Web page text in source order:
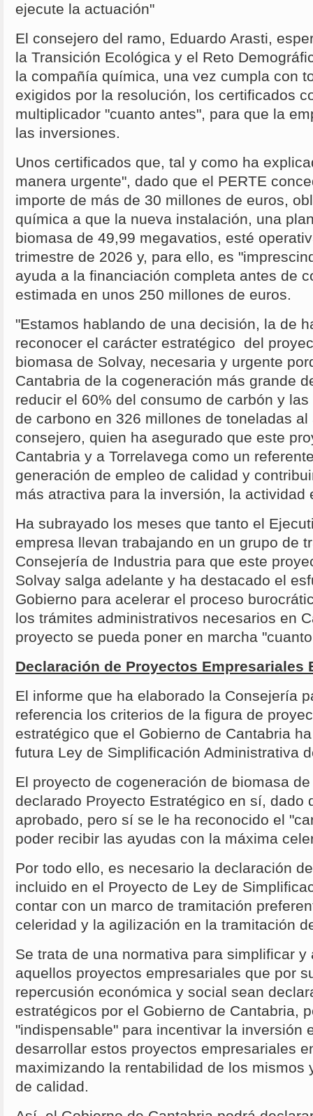
ejecute la actuación"
El consejero del ramo, Eduardo Arasti,
la Transición Ecológica y el Reto
la compañía química, una vez cumpla con
exigidos por la resolución, los certificados
multiplicador "cuanto antes", para que la
las inversiones.
Unos certificados que, tal y como ha
manera urgente", dado que el PERTE
importe de más de 30 millones de euros,
química a que la nueva instalación, una
biomasa de 49,99 megavatios, esté
trimestre de 2026 y, para ello, es
ayuda a la financiación completa antes de
estimada en unos 250 millones de euros.
"Estamos hablando de una decisión, la de
reconocer el carácter estratégico del
biomasa de Solvay, necesaria y urgente
Cantabria de la cogeneración más grande
reducir el 60% del consumo de carbón y
de carbono en 326 millones de toneladas
consejero, quien ha asegurado que este
Cantabria y a Torrelavega como un
generación de empleo de calidad y
más atractiva para la inversión, la actividad
Ha subrayado los meses que tanto el
empresa llevan trabajando en un grupo de
Consejería de Industria para que este
Solvay salga adelante y ha destacado el
Gobierno para acelerar el proceso
los trámites administrativos necesarios en
proyecto se pueda poner en marcha
Declaración de Proyectos
El informe que ha elaborado la Consejería
referencia los criterios de la figura de
estratégico que el Gobierno de Cantabria
futura Ley de Simplificación Administrativa
El proyecto de cogeneración de biomasa
declarado Proyecto Estratégico en sí, dado
aprobado, pero sí se le ha reconocido el
poder recibir las ayudas con la máxima
Por todo ello, es necesario la declaración
incluido en el Proyecto de Ley de
contar con un marco de tramitación
celeridad y la agilización en la tramitación
Se trata de una normativa para simplificar
aquellos proyectos empresariales que por
repercusión económica y social sean
estratégicos por el Gobierno de Cantabria,
"indispensable" para incentivar la inversión
desarrollar estos proyectos empresariales
maximizando la rentabilidad de los mismos
de calidad.